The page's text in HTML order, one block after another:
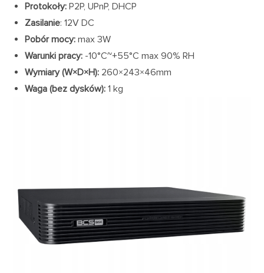
Protokoły: P2P, UPnP, DHCP
Zasilanie: 12V DC
Pobór mocy: max 3W
Warunki pracy: -10°C~+55°C max 90% RH
Wymiary (W×D×H): 260×243×46mm
Waga (bez dysków): 1 kg